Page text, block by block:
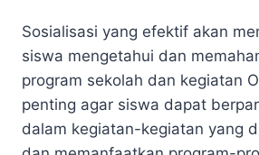
Sosialisasi yang efektif akan
siswa mengetahui dan
program sekolah dan kegiatan
penting agar siswa dapat
dalam kegiatan-kegiatan yang